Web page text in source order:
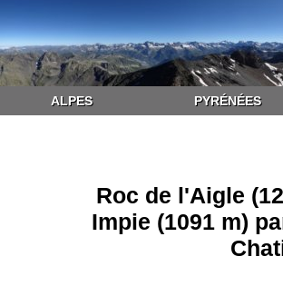
ALPES PYRÉNÉES
Roc de l'Aigle
Impie (1091 m)